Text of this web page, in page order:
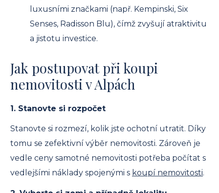
luxusními značkami (např. Kempinski, Six
Senses, Radisson Blu), čímž zvyšují atraktivitu
a jistotu investice.
Jak postupovat při koupi
nemovitosti v Alpách
1. Stanovte si rozpočet
Stanovte si rozmezí, kolik jste ochotní utratit. Díky
tomu se zefektivní výběr nemovitosti. Zároveň je
vedle ceny samotné nemovitosti potřeba počítat s
vedlejšími náklady spojenými s koupí nemovitosti.